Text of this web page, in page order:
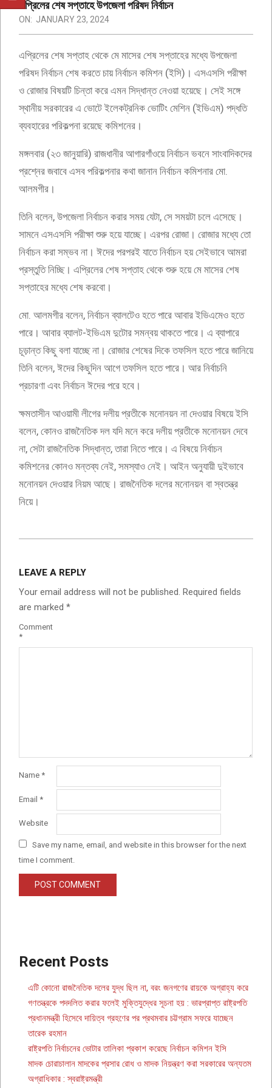
এপ্রিলের শেষ সপ্তাহে উপজেলা পরিষদ নির্বাচন
ON: JANUARY 23, 2024
এপ্রিলের শেষ সপ্তাহ থেকে মে মাসের শেষ সপ্তাহের মধ্যে উপজেলা
পরিষদ নির্বাচন শেষ করতে চায় নির্বাচন কমিশন (ইসি)। এসএসসি পরীক্ষা
ও রোজার বিষয়টি চিন্তা করে এমন সিদ্ধান্ত নেওয়া হয়েছে। সেই সঙ্গে
স্থানীয় সরকারের এ ভোটে ইলেকট্রনিক ভোটিং মেশিন (ইভিএম) পদ্ধতি
ব্যবহারের পরিকল্পনা রয়েছে কমিশনের।
মঙ্গলবার (২৩ জানুয়ারি) রাজধানীর আগারগাঁওয়ে নির্বাচন ভবনে সাংবাদিকদের
প্রশ্নের জবাবে এসব পরিকল্পনার কথা জানান নির্বাচন কমিশনার মো.
আলমগীর।
তিনি বলেন, উপজেলা নির্বাচন করার সময় যেটা, সে সময়টা চলে এসেছে।
সামনে এসএসসি পরীক্ষা শুরু হয়ে যাচ্ছে। এরপর রোজা। রোজার মধ্যে তো
নির্বাচন করা সম্ভব না। ঈদের পরপরই যাতে নির্বাচন হয় সেইভাবে আমরা
প্রস্তুতি নিচ্ছি। এপ্রিলের শেষ সপ্তাহ থেকে শুরু হয়ে মে মাসের শেষ
সপ্তাহের মধ্যে শেষ করবো।
মো. আলমগীর বলেন, নির্বাচন ব্যালটেও হতে পারে আবার ইভিএমেও হতে
পারে। আবার ব্যালট-ইভিএম দুটোর সমন্বয় থাকতে পারে। এ ব্যাপারে
চূড়ান্ত কিছু বলা যাচ্ছে না। রোজার শেষের দিকে তফসিল হতে পারে জানিয়ে
তিনি বলেন, ঈদের কিছুদিন আগে তফসিল হতে পারে। আর নির্বাচনি
প্রচারণা এবং নির্বাচন ঈদের পরে হবে।
ক্ষমতাসীন আওয়ামী লীগের দলীয় প্রতীকে মনোনয়ন না দেওয়ার বিষয়ে ইসি
বলেন, কোনও রাজনৈতিক দল যদি মনে করে দলীয় প্রতীকে মনোনয়ন দেবে
না, সেটা রাজনৈতিক সিদ্ধান্ত, তারা নিতে পারে। এ বিষয়ে নির্বাচন
কমিশনের কোনও মন্তব্য নেই, সমস্যাও নেই। আইন অনুযায়ী দুইভাবে
মনোনয়ন দেওয়ার নিয়ম আছে। রাজনৈতিক দলের মনোনয়ন বা স্বতন্ত্র
নিয়ে।
23
LEAVE A REPLY
Your email address will not be published. Required fields
are marked *
Comment
*
Name *
Email *
Website
Save my name, email, and website in this browser for the next
time I comment.
Recent Posts
এটি কোনো রাজনৈতিক দলের যুদ্ধ ছিল না, বরং জনগণের রায়কে অগ্রাহ্য করে
গণতন্ত্রকে পদদলিত করার ফলেই মুক্তিযুদ্ধের সূচনা হয় : ভারপ্রাপ্ত রাষ্ট্রপতি
প্রধানমন্ত্রী হিসেবে দায়িত্ব গ্রহণের পর প্রথমবার চট্টগ্রাম সফরে যাচ্ছেন
তারেক রহমান
রাষ্ট্রপতি নির্বাচনের ভোটার তালিকা প্রকাশ করেছে নির্বাচন কমিশন ইসি
মাদক চোরাচালান মাদকের প্রসার রোধ ও মাদক নিয়ন্ত্রণ করা সরকারের অন্যতম
অগ্রাধিকার : স্বরাষ্ট্রমন্ত্রী